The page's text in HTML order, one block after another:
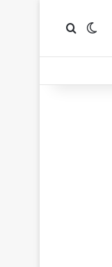
الوضع المظلم
بحث عن